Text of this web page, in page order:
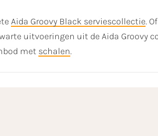
Aida Groovy Black serviescollectie. Of
uitvoeringen uit de Aida Groovy
met schalen.